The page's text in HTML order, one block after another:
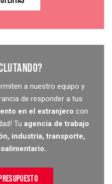
a nuestro equipo y
de responder a tus
en el extranjero con
Tu agencia de trabajo
industria, transporte,